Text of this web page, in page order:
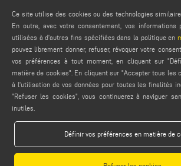
CONDITIONS GÉNÉRALES DE VENTE
CONDITIONS GÉNÉRALES DE DISTRIBUTION
PARAMÈTRES DES COOKIES
Emmegi S.p.a. - Via Archimede, 10 - 41019 - Limidi di
tel +39 059 895411- P.Iva/C.Fisc
Ce site utilise des cookies ou des technologies
En outre, avec votre consentement, vos informations
utilisées à d'autres fins spécifiées dans la politique en
pouvez librement donner, refuser, révoquer votre
vos préférences à tout moment, en cliquant sur
matière de cookies". En cliquant sur "Accepter tous les
à l'utilisation de vos données pour toutes les finalités
"Refuser les cookies", vous continuerez à naviguer
inutiles.
Définir vos préférences en matière de